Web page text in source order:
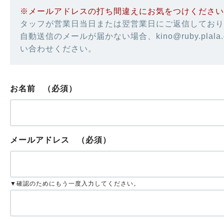
※メールアドレスの打ち間違えにお気をつけくださ
タッフが営業日当日または翌営業日にご返信してお
自動送信のメールが届かない場合、
い合わせください。
お名前 （必須）
メールアドレス （必須）
▼確認のためにもう一度入力してください。